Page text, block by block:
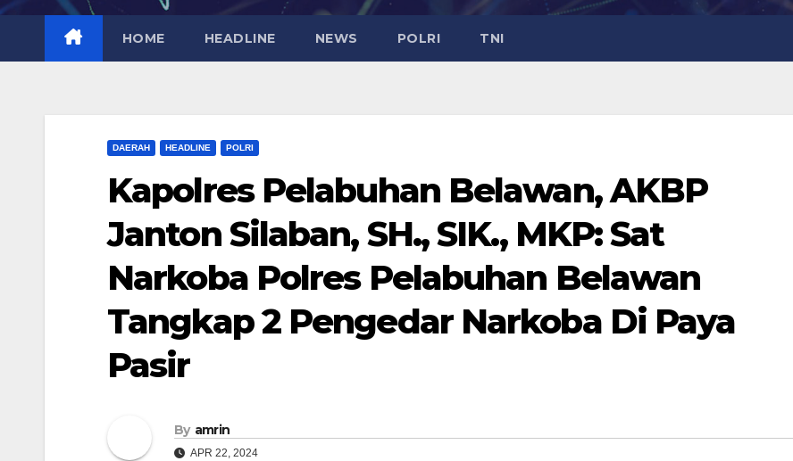
HOME HEADLINE NEWS POLRI TNI
DAERAH HEADLINE POLRI
Kapolres Pelabuhan Belawan, AKBP
Janton Silaban, SH., SIK., MKP: Sat
Narkoba Polres Pelabuhan Belawan
Tangkap 2 Pengedar Narkoba Di Paya
Pasir
By amrin
APR 22, 2024